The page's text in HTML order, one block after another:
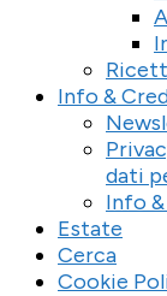
Info &
dati
Info
Estate
Cerca
Cookie